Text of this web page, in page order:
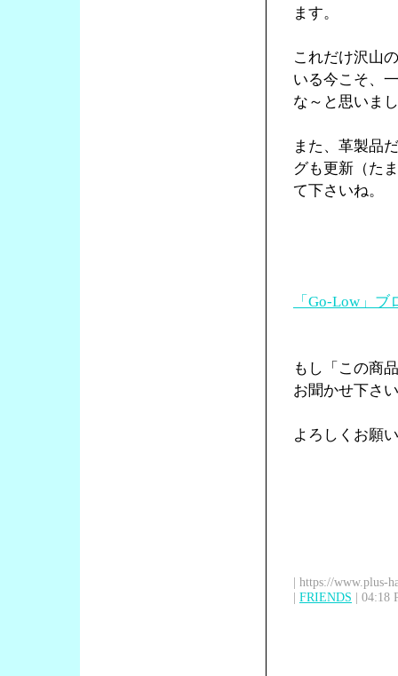
ます。
これだけ沢山
いる今こそ、
な～と思いま
また、革製品
グも更新（た
て下さいね。
「Go-Low」ブ
もし「この商
お聞かせ下さ
よろしくお願
| https://www.plus-
| FRIENDS | 04:18